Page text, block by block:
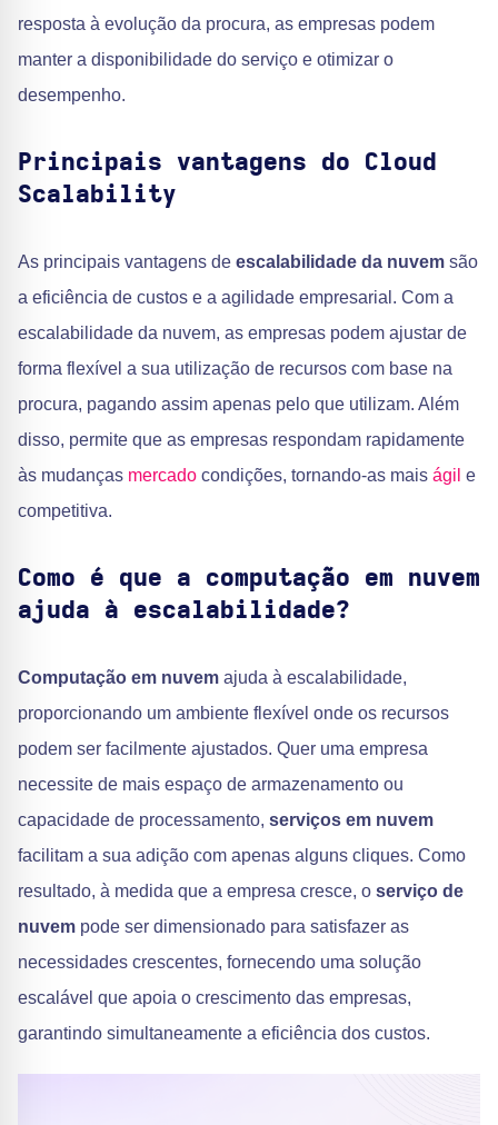
resposta à evolução da procura, as empresas podem
manter a disponibilidade do serviço e otimizar o
desempenho.
Principais vantagens do Cloud
Scalability
As principais vantagens de escalabilidade da nuvem são
a eficiência de custos e a agilidade empresarial. Com a
escalabilidade da nuvem, as empresas podem ajustar de
forma flexível a sua utilização de recursos com base na
procura, pagando assim apenas pelo que utilizam. Além
disso, permite que as empresas respondam rapidamente
às mudanças mercado condições, tornando-as mais ágil e
competitiva.
Como é que a computação em nuvem
ajuda à escalabilidade?
Computação em nuvem ajuda à escalabilidade,
proporcionando um ambiente flexível onde os recursos
podem ser facilmente ajustados. Quer uma empresa
necessite de mais espaço de armazenamento ou
capacidade de processamento, serviços em nuvem
facilitam a sua adição com apenas alguns cliques. Como
resultado, à medida que a empresa cresce, o serviço de
nuvem pode ser dimensionado para satisfazer as
necessidades crescentes, fornecendo uma solução
escalável que apoia o crescimento das empresas,
garantindo simultaneamente a eficiência dos custos.